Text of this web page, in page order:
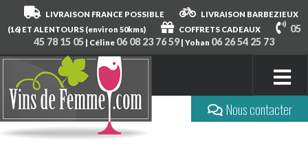
LIVRAISON FRANCE POSSIBLE
LIVRAISON BARBEZIEUX
(16) ET ALENTOURS (environ 50kms)
COFFRETS CADEAUX
05
45 78 15 05 | Céline 06 08 23 76 59| Yohan 06 26 54 25 73
Nous contacter